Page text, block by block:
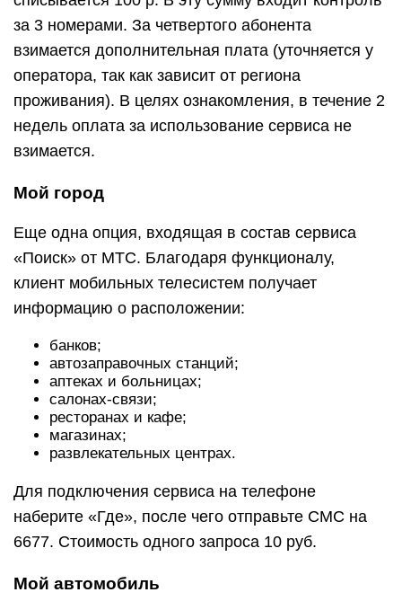
за 3 номерами. За четвертого абонента
взимается дополнительная плата (уточняется у
оператора, так как зависит от региона
проживания). В целях ознакомления, в течение 2
недель оплата за использование сервиса не
взимается.
Мой город
Еще одна опция, входящая в состав сервиса
«Поиск» от МТС. Благодаря функционалу,
клиент мобильных телесистем получает
информацию о расположении:
банков;
автозаправочных станций;
аптеках и больницах;
салонах-связи;
ресторанах и кафе;
магазинах;
развлекательных центрах.
Для подключения сервиса на телефоне
наберите «Где», после чего отправьте СМС на
6677. Стоимость одного запроса 10 руб.
Мой автомобиль